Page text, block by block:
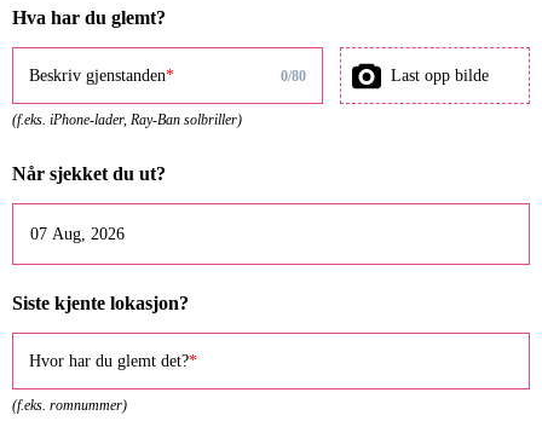
Hva har du glemt?
Beskriv gjenstanden 0/80 Last opp bilde
(f.eks. iPhone-lader, Ray-Ban solbriller)
Når sjekket du ut?
Siste kjente lokasjon?
Hvor har du glemt det?
(f.eks. romnummer)